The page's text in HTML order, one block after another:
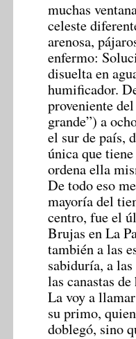
muchas
celeste
arenosa,
enfermo:
disuelta en
humificador.
proveniente
grande”) a
el sur de país,
única que
ordena ella
De todo eso
mayoría del
centro, fue el
Brujas en La
también a las
sabiduría, a
las canastas
La voy a
su primo,
doblegó, sino